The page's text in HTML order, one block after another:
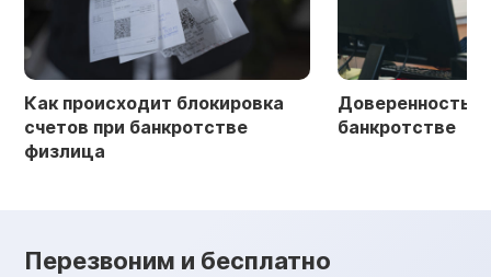
Как происходит блокировка
счетов при банкротстве
физлица
Доверенность
банкротстве
Перезвоним и бесплатно